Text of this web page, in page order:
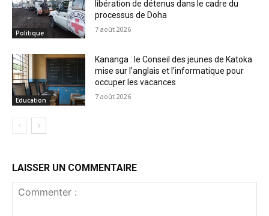
Politique
libération de détenus dans le cadre du
processus de Doha
7 août 2026
Education
Kananga : le Conseil des jeunes de Katoka
mise sur l’anglais et l’informatique pour
occuper les vacances
7 août 2026
LAISSER UN COMMENTAIRE